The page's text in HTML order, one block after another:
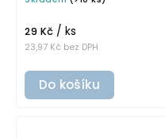
23,97 Kč bez DPH
29 Kč / ks
Do košíku